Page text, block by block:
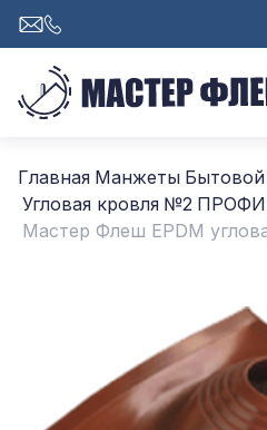
Главная Манжеты
Угловая кровля №2 ПРОФИ
Мастер Флеш EPDM